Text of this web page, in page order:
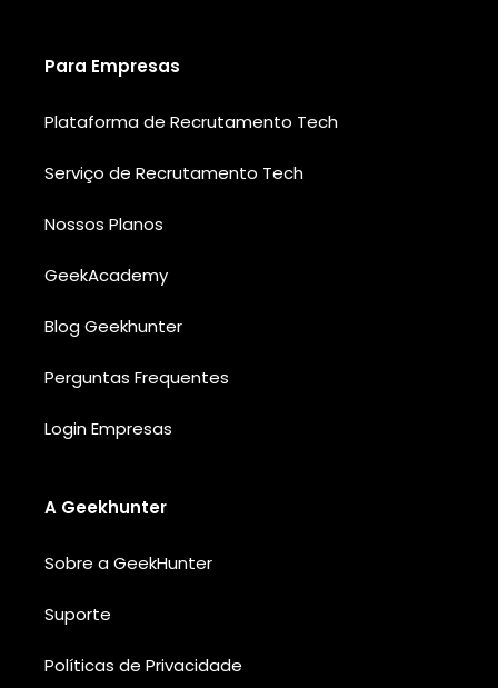
Para Empresas
Plataforma de Recrutamento Tech
Serviço de Recrutamento Tech
Nossos Planos
GeekAcademy
Blog Geekhunter
Perguntas Frequentes
Login Empresas
A Geekhunter
Sobre a GeekHunter
Suporte
Políticas de Privacidade